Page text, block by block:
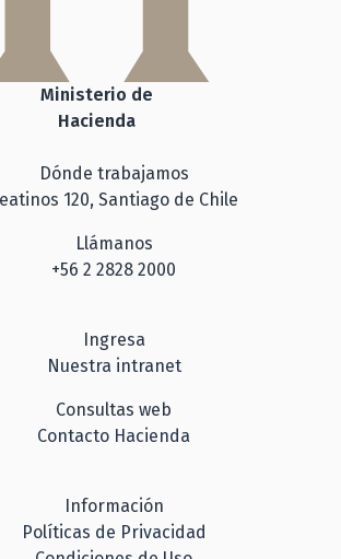
Ministerio de
Hacienda
Dónde trabajamos
120, Santiago de Chile
Llámanos
+56 2 2828 2000
Ingresa
Nuestra intranet
Consultas web
Contacto Hacienda
Información
Políticas de Privacidad